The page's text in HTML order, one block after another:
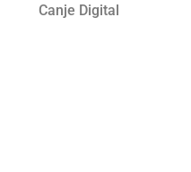
Canje Digital